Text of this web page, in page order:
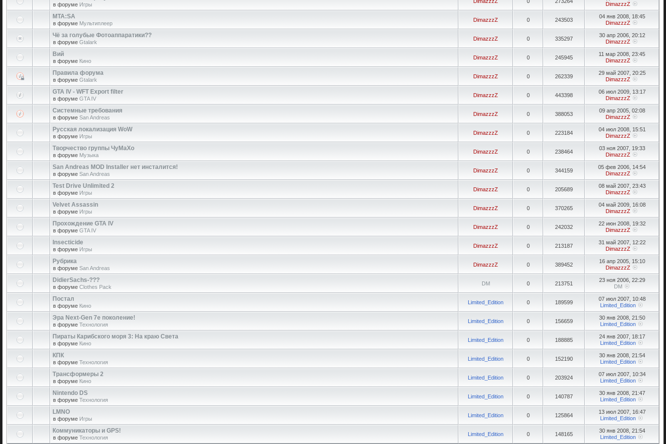
в форуме Игры
DimazzzZ
MTA:SA
в форуме Мультиплеер
DimazzzZ 0 243503
04 янв 2008, 18:45
DimazzzZ
Чё за голубые Фотоаппаратики??
в форуме Gtalark
DimazzzZ 0 335297
30 апр 2006, 20:12
DimazzzZ
Вий
в форуме Кино
DimazzzZ 0 245945
11 мар 2008, 23:45
DimazzzZ
Правила форума
в форуме Gtalark
DimazzzZ 0 262339
29 май 2007, 20:25
DimazzzZ
GTA IV - WFT Export filter
в форуме GTA IV
DimazzzZ 0 443398
06 июл 2009, 13:17
DimazzzZ
Системные требования
в форуме San Andreas
DimazzzZ 0 388053
09 апр 2005, 02:08
DimazzzZ
Русская локализация WoW
в форуме Игры
DimazzzZ 0 223184
04 июл 2008, 15:51
DimazzzZ
Творчество группы ЧуМаХо
в форуме Музыка
DimazzzZ 0 238464
03 ноя 2007, 19:33
DimazzzZ
San Andreas MOD Installer нет инсталится!
в форуме San Andreas
DimazzzZ 0 344159
05 фев 2006, 14:54
DimazzzZ
Test Drive Unlimited 2
в форуме Игры
DimazzzZ 0 205689
08 май 2007, 23:43
DimazzzZ
Velvet Assassin
в форуме Игры
DimazzzZ 0 370265
04 май 2009, 16:08
DimazzzZ
Прохождение GTA IV
в форуме GTA IV
DimazzzZ 0 242032
22 июн 2008, 19:32
DimazzzZ
Insecticide
в форуме Игры
DimazzzZ 0 213187
31 май 2007, 12:22
DimazzzZ
Рубрика
в форуме San Andreas
DimazzzZ 0 389452
16 апр 2005, 15:10
DimazzzZ
DidierSachs-???
в форуме Clothes Pack
DM 0 213751
23 ноя 2006, 22:29
DM
Постал
в форуме Кино
Limited_Edition 0 189599
07 июл 2007, 10:48
Limited_Edition
Эра Next-Gen 7е поколение!
в форуме Технология
Limited_Edition 0 156659
30 янв 2008, 21:50
Limited_Edition
Пираты Карибского моря 3: На краю Света
в форуме Кино
Limited_Edition 0 188885
24 янв 2007, 18:17
Limited_Edition
КПК
в форуме Технология
Limited_Edition 0 152190
30 янв 2008, 21:54
Limited_Edition
Трансформеры 2
в форуме Кино
Limited_Edition 0 203924
07 июл 2007, 10:34
Limited_Edition
Nintendo DS
в форуме Технология
Limited_Edition 0 140787
30 янв 2008, 21:47
Limited_Edition
LMNO
в форуме Игры
Limited_Edition 0 125864
13 июл 2007, 16:47
Limited_Edition
Коммуникаторы и GPS!
в форуме Технология
Limited_Edition 0 148165
30 янв 2008, 21:54
Limited_Edition